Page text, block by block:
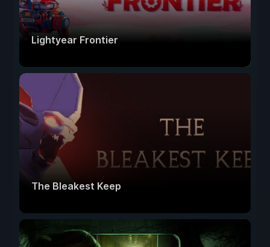
Lightyear Frontier
The Bleakest Keep